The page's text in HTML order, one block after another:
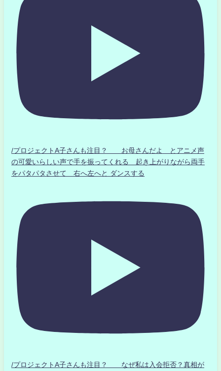
/プロジェクトA子さんも注目？ お母さんだよ とアニメ声
の可愛いらしい声で手を振ってくれる 起き上がりながら両手
をパタパタさせて 右へ左へと ダンスする
/プロジェクトA子さんも注目？ なぜ私は入会拒否？真相が